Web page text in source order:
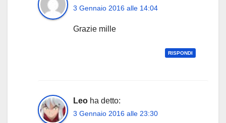
3 Gennaio 2016 alle 14:04
Grazie mille
RISPONDI
Leo ha detto:
3 Gennaio 2016 alle 23:30